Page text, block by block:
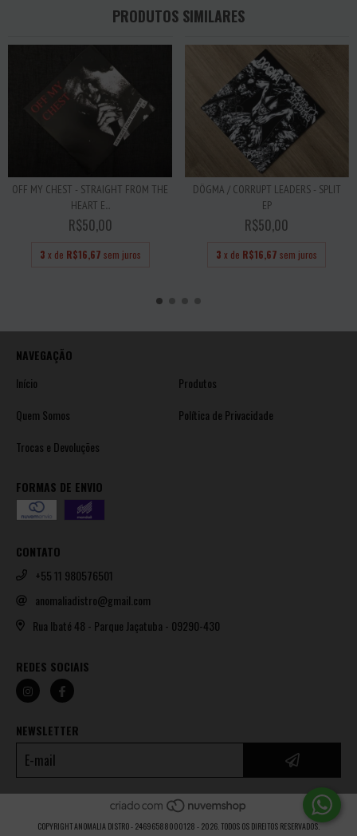
PRODUTOS SIMILARES
OFF MY CHEST - STRAIGHT FROM THE
HEART E...
R$50,00
3 x de R$16,67 sem juros
DÖGMA / CORRUPT LEADERS - SPLIT
EP
R$50,00
3 x de R$16,67 sem juros
NAVEGAÇÃO
Início
Produtos
Quem Somos
Política de Privacidade
Trocas e Devoluções
FORMAS DE ENVIO
CONTATO
+55 11 980576501
anomaliadistro@gmail.com
Rua Ibaté 48 - Parque Jaçatuba - 09290-430
REDES SOCIAIS
NEWSLETTER
COPYRIGHT ANOMALIA DISTRO - 24696588000128 - 2026. TODOS OS DIREITOS RESERVADOS.